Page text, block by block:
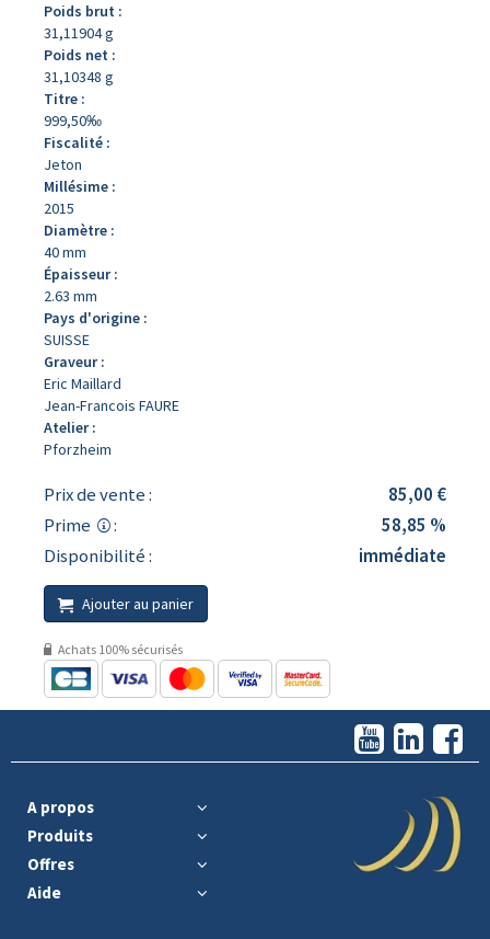
Poids brut :
31,11904 g
Poids net :
31,10348 g
Titre :
999,50‰
Fiscalité :
Jeton
Millésime :
2015
Diamètre :
40 mm
Épaisseur :
2.63 mm
Pays d'origine :
SUISSE
Graveur :
Eric Maillard
Jean-Francois FAURE
Atelier :
Pforzheim
Prix de vente :
85,00 €
Prime
:
58,85 %
Disponibilité :
immédiate
Ajouter au panier
Achats 100% sécurisés
A propos
Produits
Offres
Aide